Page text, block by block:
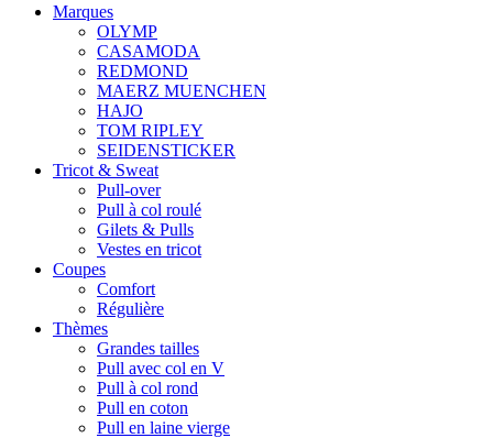
Marques
OLYMP
CASAMODA
REDMOND
MAERZ MUENCHEN
HAJO
TOM RIPLEY
SEIDENSTICKER
Tricot & Sweat
Pull-over
Pull à col roulé
Gilets & Pulls
Vestes en tricot
Coupes
Comfort
Régulière
Thèmes
Grandes tailles
Pull avec col en V
Pull à col rond
Pull en coton
Pull en laine vierge